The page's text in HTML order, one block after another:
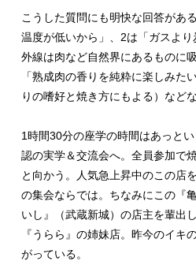
こうした質問にも明快な回答があ
温度が低いから」、2は「ガスよ
外線は肉など自然界にあるものに
「熟成肉の香りを純粋に楽しみた
りの嗜好と焼き方にもよる）などな
1時間30分の座学の時間はあっと
認の実学＆交流会へ。全員参加で
と向かう。人気急上昇中のこの店
の集会ならでは。ちなみにこの『
いし』（武蔵新城）の店主を輩出
『うらら』の姉妹店。昨今のイキ
がっている。